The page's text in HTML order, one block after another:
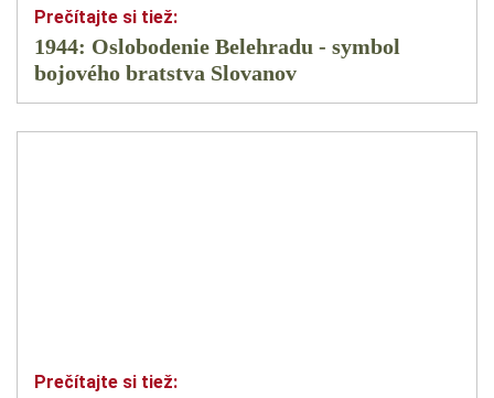
1944: Oslobodenie Belehradu - symbol
bojového bratstva Slovanov